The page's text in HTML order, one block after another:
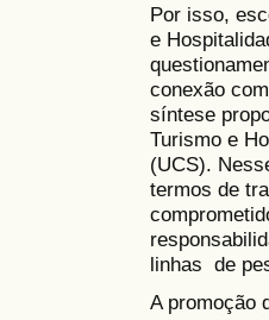
Por isso,
e
conexão
síntese
Turismo e
(UCS).
termos de
linhas de
A promoção